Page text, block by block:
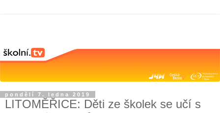
pondělí 7. ledna 2019
LITOMĚŘICE: Děti ze školek se učí s